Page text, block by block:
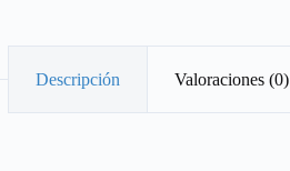
Descripción Valoraciones (0)